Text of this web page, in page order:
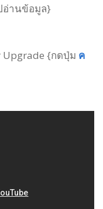
อ่านข้อมูล}
Upgrade {กดปุ่ม ค